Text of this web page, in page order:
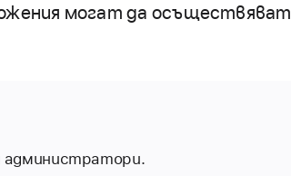
могат да осъществяват
администратори.